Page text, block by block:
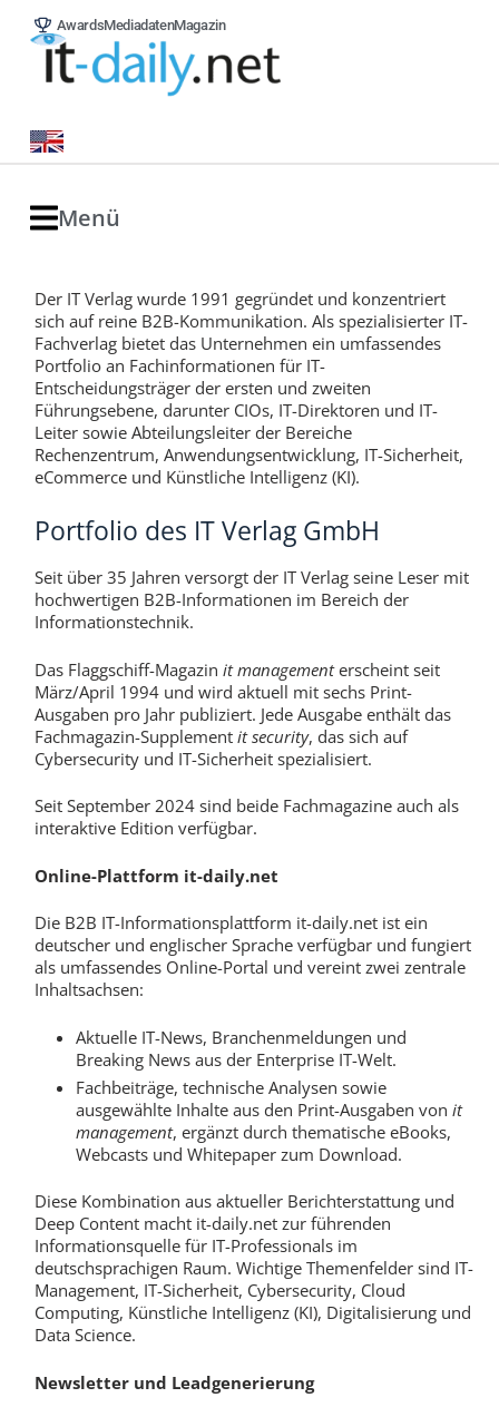
AwardsMediadatenMagazin
Menü
Der IT Verlag wurde 1991 gegründet und konzentriert
sich auf reine B2B-Kommunikation. Als spezialisierter IT-
Fachverlag bietet das Unternehmen ein umfassendes
Portfolio an Fachinformationen für IT-
Entscheidungsträger der ersten und zweiten
Führungsebene, darunter CIOs, IT-Direktoren und IT-
Leiter sowie Abteilungsleiter der Bereiche
Rechenzentrum, Anwendungsentwicklung, IT-Sicherheit,
eCommerce und Künstliche Intelligenz (KI).
Portfolio des IT Verlag GmbH
Seit über 35 Jahren versorgt der IT Verlag seine Leser mit
hochwertigen B2B-Informationen im Bereich der
Informationstechnik.
Das Flaggschiff-Magazin it managementerscheint seit
März/April 1994 und wird aktuell mit sechs Print-
Ausgaben pro Jahr publiziert. Jede Ausgabe enthält das
Fachmagazin-Supplement it security, das sich auf
Cybersecurity und IT-Sicherheit spezialisiert.
Seit September 2024 sind beide Fachmagazine auch als
interaktive Edition verfügbar.
Online-Plattform it-daily.net
Die B2B IT-Informationsplattform it-daily.net ist ein
deutscher und englischer Sprache verfügbar und fungiert
als umfassendes Online-Portal und vereint zwei zentrale
Inhaltsachsen:
Aktuelle IT-News, Branchenmeldungen und
Breaking News aus der Enterprise IT-Welt.
Fachbeiträge, technische Analysen sowie
ausgewählte Inhalte aus den Print-Ausgaben vonit
management, ergänzt durch thematische eBooks,
Webcasts und Whitepaper zum Download.
Diese Kombination aus aktueller Berichterstattung und
Deep Content macht it-daily.net zur führenden
Informationsquelle für IT-Professionals im
deutschsprachigen Raum. Wichtige Themenfelder sind IT-
Management, IT-Sicherheit, Cybersecurity, Cloud
Computing, Künstliche Intelligenz (KI), Digitalisierung und
Data Science.
Newsletter und Leadgenerierung